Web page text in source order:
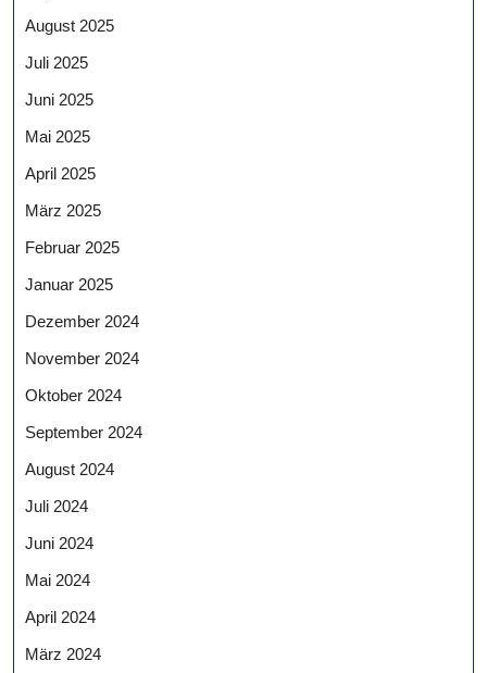
August 2025
Juli 2025
Juni 2025
Mai 2025
April 2025
März 2025
Februar 2025
Januar 2025
Dezember 2024
November 2024
Oktober 2024
September 2024
August 2024
Juli 2024
Juni 2024
Mai 2024
April 2024
März 2024